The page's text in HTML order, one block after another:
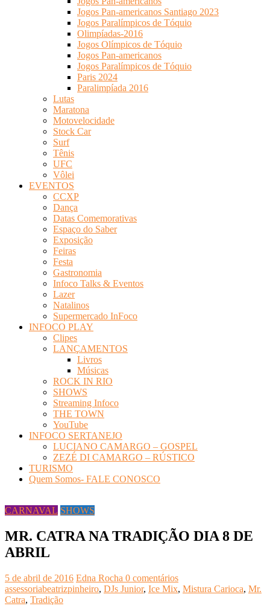
Jogos Pan-americanos Santiago 2023
Jogos Paralímpicos de Tóquio
Olimpíadas-2016
Jogos Olímpicos de Tóquio
Jogos Pan-americanos
Jogos Paralímpicos de Tóquio
Paris 2024
Paralimpíada 2016
Lutas
Maratona
Motovelocidade
Stock Car
Surf
Tênis
UFC
Vôlei
EVENTOS
CCXP
Dança
Datas Comemorativas
Espaço do Saber
Exposição
Feiras
Festa
Gastronomia
Infoco Talks & Eventos
Lazer
Natalinos
Supermercado InFoco
INFOCO PLAY
Clipes
LANÇAMENTOS
Livros
Músicas
ROCK IN RIO
SHOWS
Streaming Infoco
THE TOWN
YouTube
INFOCO SERTANEJO
LUCIANO CAMARGO – GOSPEL
ZEZÉ DI CAMARGO – RÚSTICO
TURISMO
Quem Somos- FALE CONOSCO
CARNAVAL SHOWS
MR. CATRA NA TRADIÇÃO DIA 8 DE
ABRIL
5 de abril de 2016 Edna Rocha 0 comentários
assessoriabeatrizpinheiro, DJs Junior, Ice Mix, Mistura Carioca, Mr.
Catra, Tradição